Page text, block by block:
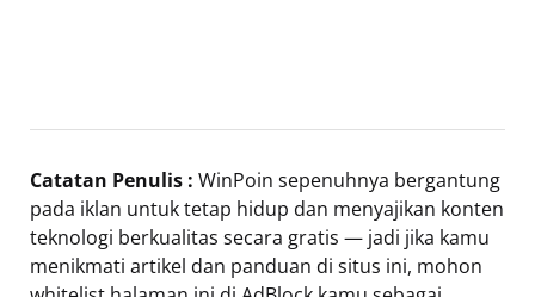
Catatan Penulis : WinPoin sepenuhnya bergantung
pada iklan untuk tetap hidup dan menyajikan konten
teknologi berkualitas secara gratis — jadi jika kamu
menikmati artikel dan panduan di situs ini, mohon